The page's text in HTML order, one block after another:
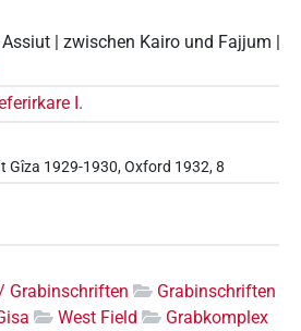
| zwischen Kairo und Fajjum |
I.
Gîza 1929-1930, Oxford 1932, 8
Grabinschriften
Grabinschriften
West Field
Grabkomplex